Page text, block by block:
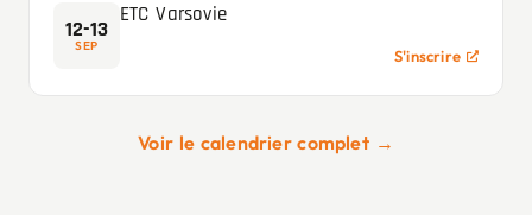
12-13
SEP
ETC Varsovie
S'inscrire
Voir le calendrier complet →